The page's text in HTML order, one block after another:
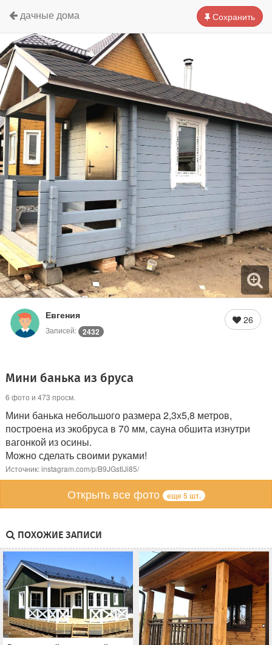
Сохранить
дачные дома
Евгения
Записей: 2432
26
Мини банька из бруса
6 фото и 473 просм.
Мини банька небольшого размера 2,3х5,8 метров,
построена из экобруса в 70 мм, сауна обшита изнутри
вагонкой из осины.
Можно сделать своими руками!
Источник: instagram.com/p/B9JGstlJi85/
Открыть все фото еще 5 шт.
ПОХОЖИЕ ЗАПИСИ